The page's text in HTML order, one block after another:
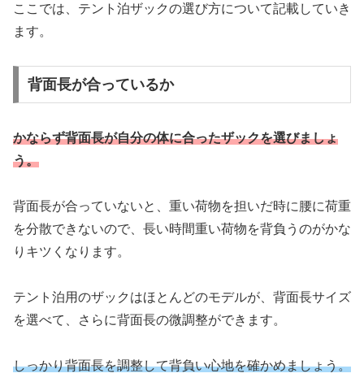
ここでは、テント泊ザックの選び方について記載していき
ます。
背面長が合っているか
かならず背面長が自分の体に合ったザックを選びましょ
う。
背面長が合っていないと、重い荷物を担いだ時に腰に荷重
を分散できないので、長い時間重い荷物を背負うのがかな
りキツくなります。
テント泊用のザックはほとんどのモデルが、背面長サイズ
を選べて、さらに背面長の微調整ができます。
しっかり背面長を調整して背負い心地を確かめましょう。